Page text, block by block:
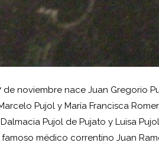
de noviembre nace Juan Gregorio
Pujol y María Francisca
Pujol de Pujato y Luisa
médico correntino Juan